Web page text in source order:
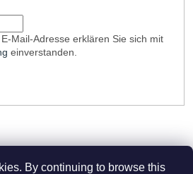
By continuing to browse this
Mail-Adresse erklären Sie sich mit
einverstanden.